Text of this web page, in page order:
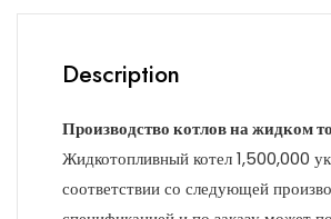
Description
Производство котлов на жидком
Жидкотопливный котел 1,500,000
соответствии со следующей